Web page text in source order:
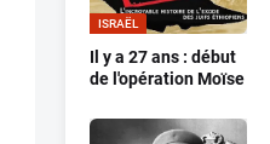
ISRAËL
Il y a 27 ans : début
de l'opération Moïse